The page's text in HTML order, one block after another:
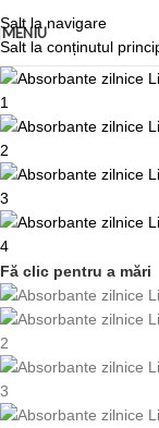
Salt la navigare
Salt la conținutul
MENIU
Fă clic pentru a mări